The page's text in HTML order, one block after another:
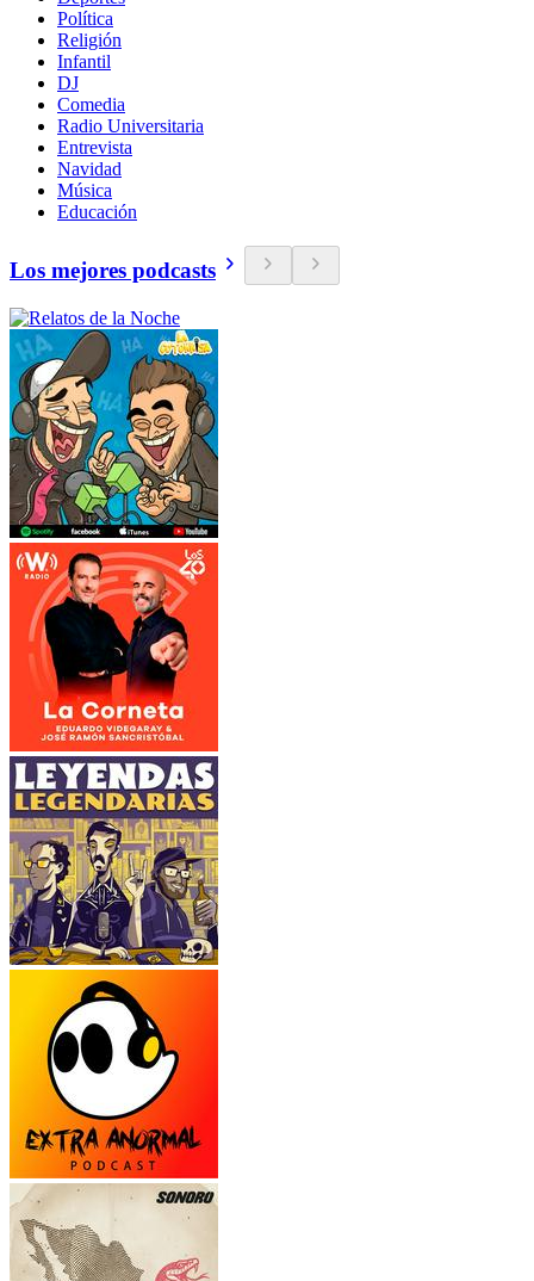
Política
Religión
Infantil
DJ
Comedia
Radio Universitaria
Entrevista
Navidad
Música
Educación
Los mejores podcasts